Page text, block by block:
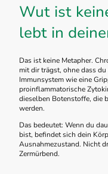
Wut ist
lebt in
Das ist keine Metapher.
mit dir trägst, ohne dass
Immunsystem wie eine
proinflammatorische
dieselben Botenstoffe, die
werden.
Das bedeutet: Wenn du
bist, befindet sich dein
Ausnahmezustand. Nicht
Zermürbend.